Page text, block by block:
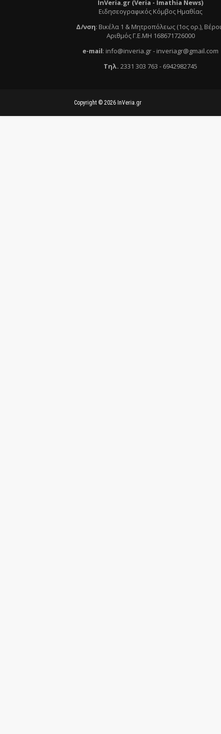
InVeria.gr (Veria - Ιmathia News)
Ειδησεογραφικός Κόμβος Ημαθίας
Δ/νση: Βικέλα 1 & Μητροπόλεως (1ος ορ.),
Αριθμός Γ.Ε.ΜΗ 168671726000
e-mail: info@inveria.gr- inveriagr@gmail.com
Τηλ. 2331 303 763 - 6942982745
Copyright © 2026 InVeria.gr